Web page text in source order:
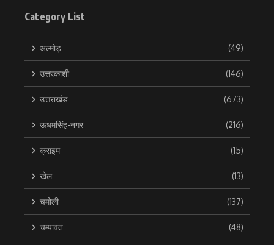
Category List
अल्मोड़ (49)
उत्तरकाशी (146)
उत्तराखंड (673)
ऊधमसिंह-नगर (216)
क्राइम (15)
खेल (13)
चमोली (137)
चम्पावत (48)